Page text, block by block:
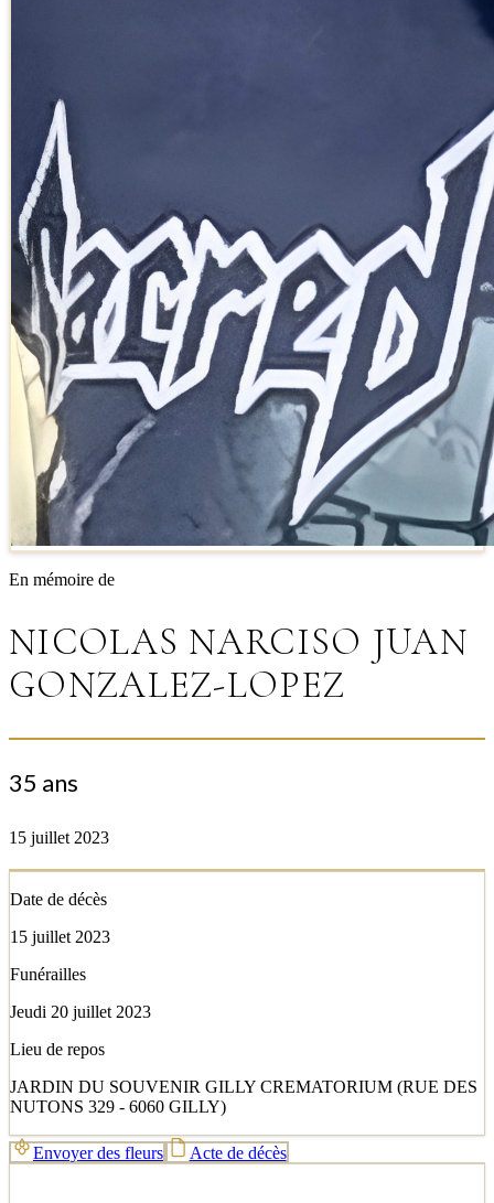
En mémoire de
NICOLAS NARCISO JUAN
GONZALEZ-LOPEZ
35 ans
15 juillet 2023
Date de décès
15 juillet 2023
Funérailles
Jeudi 20 juillet 2023
Lieu de repos
JARDIN DU SOUVENIR GILLY CREMATORIUM (RUE DES
NUTONS 329 - 6060 GILLY)
Envoyer des fleurs Acte de décès